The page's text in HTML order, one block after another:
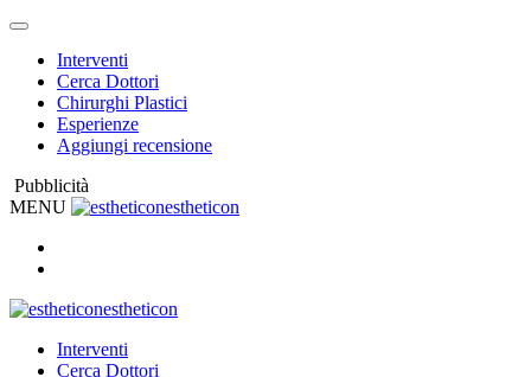
Interventi
Cerca Dottori
Chirurghi Plastici
Esperienze
Aggiungi recensione
Pubblicità
MENU
estheticon
estheticon
Interventi
Cerca Dottori